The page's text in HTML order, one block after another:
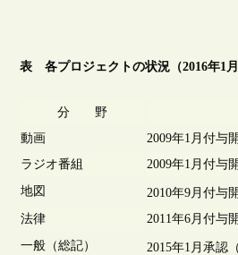
表 各プロジェクトの状況（2016年1月
分 野
動画
2009年1月付与
ラジオ番組
2009年1月付与
地図
2010年9月付与
法律
2011年6月付与
一般（総記）
2015年1月承認